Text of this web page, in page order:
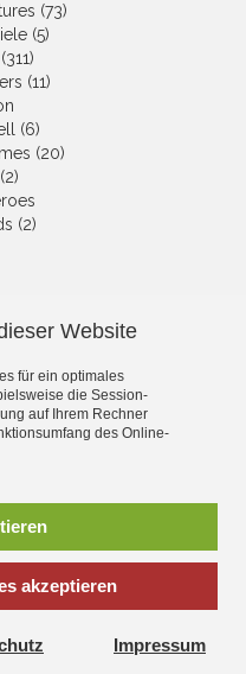
(73)
(5)
(11)
(6)
(20)
(2)
und die
um das Thema Modellbau,
Website
für ein optimales
die Session-
auf Ihrem Rechner
des Online-
akzeptieren
Impressum